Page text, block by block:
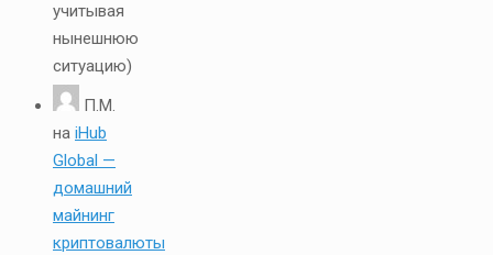
учитывая
нынешнюю
ситуацию)
П.М.
на iHub
Global —
домашний
майнинг
криптовалюты